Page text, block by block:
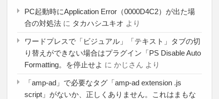
PC起動時にApplication Error（0000D4C2）が出た場
合の対処法 に タカハシユキオ より
ワードプレスで「ビジュアル」「テキスト」タブの切
り替えができない場合はプラグイン「PS Disable Auto
Formatting。を停止せよ に かじさん より
「amp-ad」で必要なタグ「amp-ad extension .js
script」がないか、正しくありません。これはまもな